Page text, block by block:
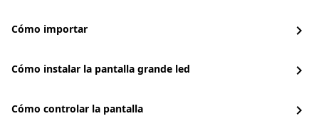
Cómo importar chevron_right
Cómo instalar la pantalla grande led chevron_right
Cómo controlar la pantalla chevron_right